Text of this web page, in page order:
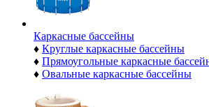
Каркасные бассейны
♦ Круглые каркасные бассейны
♦ Прямоугольные каркасные
♦ Овальные каркасные бассейны